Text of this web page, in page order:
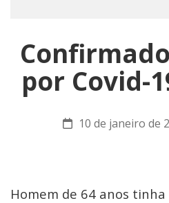
por Covid-
10 de janeiro de
Homem de 64 anos